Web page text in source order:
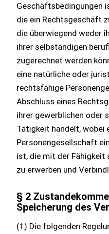
Geschäftsbedingungen
die ein Rechtsgeschäft
die überwiegend weder
ihrer selbständigen
zugerechnet werden
eine natürliche oder
rechtsfähige
Abschluss eines
ihrer gewerblichen oder
Tätigkeit handelt, wobei
Personengesellschaft
ist, die mit der
zu erwerben und
§ 2
Speicherung des
(1) Die folgenden